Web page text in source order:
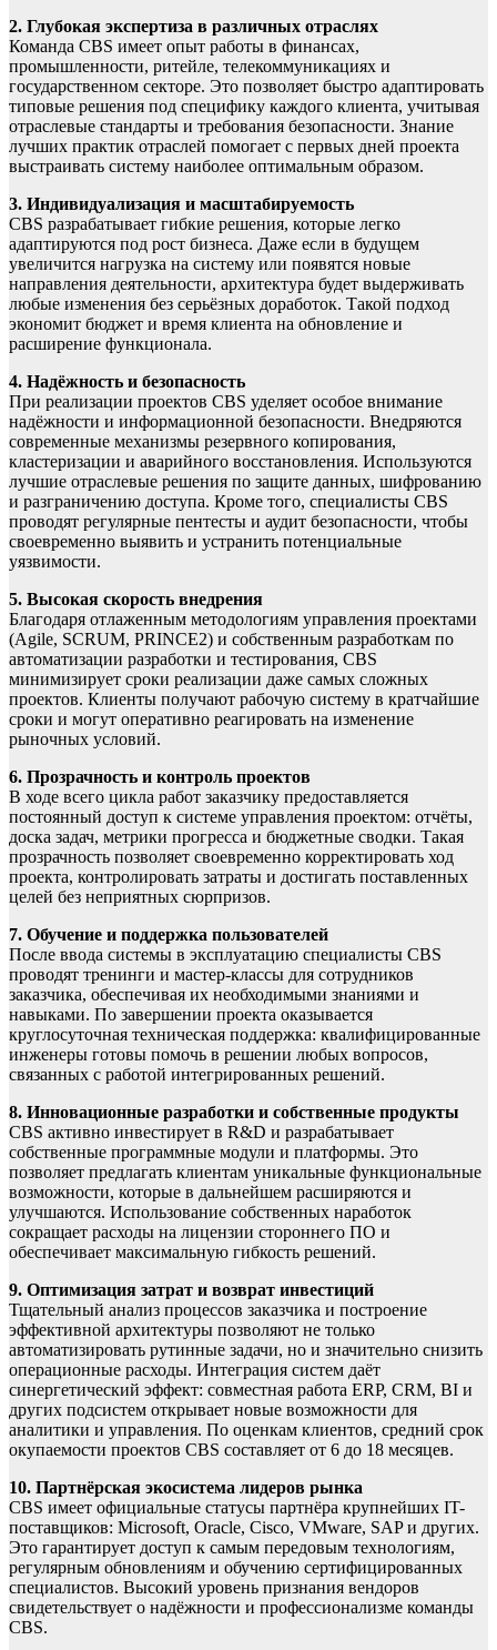
2. Глубокая экспертиза в различных отраслях
Команда CBS имеет опыт работы в финансах,
промышленности, ритейле, телекоммуникациях и
государственном секторе. Это позволяет быстро адаптировать
типовые решения под специфику каждого клиента, учитывая
отраслевые стандарты и требования безопасности. Знание
лучших практик отраслей помогает с первых дней проекта
выстраивать систему наиболее оптимальным образом.
3. Индивидуализация и масштабируемость
CBS разрабатывает гибкие решения, которые легко
адаптируются под рост бизнеса. Даже если в будущем
увеличится нагрузка на систему или появятся новые
направления деятельности, архитектура будет выдерживать
любые изменения без серьёзных доработок. Такой подход
экономит бюджет и время клиента на обновление и
расширение функционала.
4. Надёжность и безопасность
При реализации проектов CBS уделяет особое внимание
надёжности и информационной безопасности. Внедряются
современные механизмы резервного копирования,
кластеризации и аварийного восстановления. Используются
лучшие отраслевые решения по защите данных, шифрованию
и разграничению доступа. Кроме того, специалисты CBS
проводят регулярные пентесты и аудит безопасности, чтобы
своевременно выявить и устранить потенциальные
уязвимости.
5. Высокая скорость внедрения
Благодаря отлаженным методологиям управления проектами
(Agile, SCRUM, PRINCE2) и собственным разработкам по
автоматизации разработки и тестирования, CBS
минимизирует сроки реализации даже самых сложных
проектов. Клиенты получают рабочую систему в кратчайшие
сроки и могут оперативно реагировать на изменение
рыночных условий.
6. Прозрачность и контроль проектов
В ходе всего цикла работ заказчику предоставляется
постоянный доступ к системе управления проектом: отчёты,
доска задач, метрики прогресса и бюджетные сводки. Такая
прозрачность позволяет своевременно корректировать ход
проекта, контролировать затраты и достигать поставленных
целей без неприятных сюрпризов.
7. Обучение и поддержка пользователей
После ввода системы в эксплуатацию специалисты CBS
проводят тренинги и мастер-классы для сотрудников
заказчика, обеспечивая их необходимыми знаниями и
навыками. По завершении проекта оказывается
круглосуточная техническая поддержка: квалифицированные
инженеры готовы помочь в решении любых вопросов,
связанных с работой интегрированных решений.
8. Инновационные разработки и собственные продукты
CBS активно инвестирует в R&D и разрабатывает
собственные программные модули и платформы. Это
позволяет предлагать клиентам уникальные функциональные
возможности, которые в дальнейшем расширяются и
улучшаются. Использование собственных наработок
сокращает расходы на лицензии стороннего ПО и
обеспечивает максимальную гибкость решений.
9. Оптимизация затрат и возврат инвестиций
Тщательный анализ процессов заказчика и построение
эффективной архитектуры позволяют не только
автоматизировать рутинные задачи, но и значительно снизить
операционные расходы. Интеграция систем даёт
синергетический эффект: совместная работа ERP, CRM, BI и
других подсистем открывает новые возможности для
аналитики и управления. По оценкам клиентов, средний срок
окупаемости проектов CBS составляет от 6 до 18 месяцев.
10. Партнёрская экосистема лидеров рынка
CBS имеет официальные статусы партнёра крупнейших IT-
поставщиков: Microsoft, Oracle, Cisco, VMware, SAP и других.
Это гарантирует доступ к самым передовым технологиям,
регулярным обновлениям и обучению сертифицированных
специалистов. Высокий уровень признания вендоров
свидетельствует о надёжности и профессионализме команды
CBS.